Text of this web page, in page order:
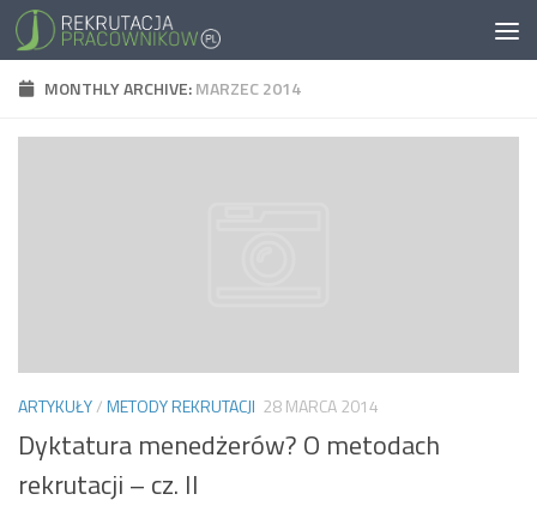
MONTHLY ARCHIVE:MARZEC 2014
ARTYKUŁY/METODY REKRUTACJI 28 MARCA 2014
Dyktatura menedżerów? O metodach
rekrutacji – cz. II